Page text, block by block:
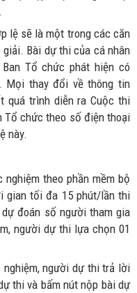
lệ sẽ là một trong các căn
Bài dự thi của cá nhân
Tổ chức phát hiện có
Mọi thay đổi về thông tin
quá trình diễn ra Cuộc thi
Tổ chức theo số điện thoại
này.
theo phần mềm bộ
gian tối đa 15 phút/lần thi
đoán số người tham gia
người dự thi lựa chọn 01
người dự thi trả lời
thi và bấm nút nộp bài dự